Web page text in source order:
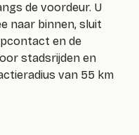
de voordeur. U
naar binnen, sluit
en de
stadsrijden en
van 55 km